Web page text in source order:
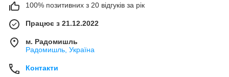
100% позитивних з 20 відгуків за рік
Працює з 21.12.2022
м. Радомишль
Радомишль, Україна
Контакти